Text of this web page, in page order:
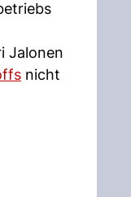
Jalonen
nicht